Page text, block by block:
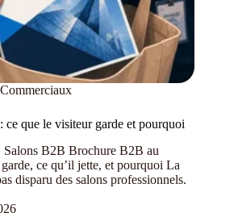
que le visiteur garde et pourquoi
Salons B2B Brochure B2B au
ce qu’il jette, et pourquoi La
disparu des salons professionnels.